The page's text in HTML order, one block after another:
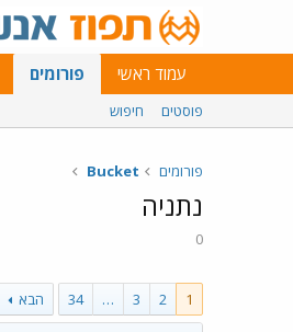
עמוד ראשי פורומים
פוסטים חיפוש
פורומים Bucket
נתניה
0
1
2
3
…
34 הבא